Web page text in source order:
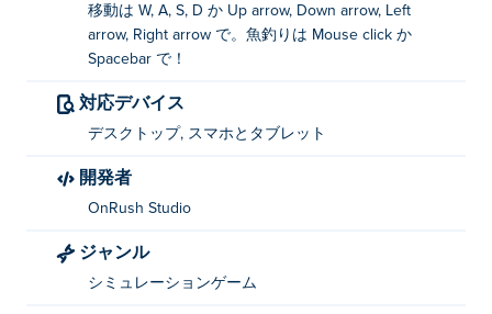
魚: 左クリックまたはスペースバーを押す
フィッシングリーグはOnRush Studioによって作成され
Tribals.io、Venge.io
Arcane Archer、Jungle Friends
TexasWorm.io！
移動は W, A, S, D か Up arrow, Down arrow, Left
arrow, Right arrow で。魚釣りは Mouse click か
Spacebar で！
対応デバイス
デスクトップ, スマホとタブレット
開発者
OnRush Studio
ジャンル
シミュレーションゲーム